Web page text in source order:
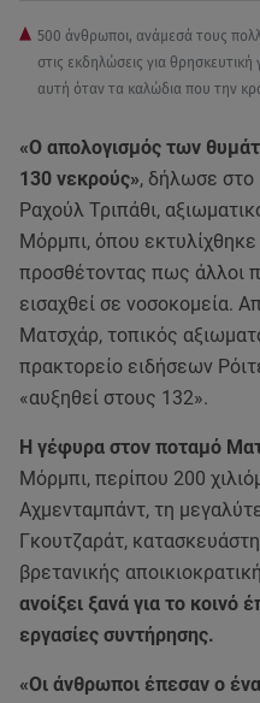
500 άνθρωποι, ανάμεσά τους
στις εκδηλώσεις για
αυτή όταν τα καλώδια που την
«Ο απολογισμός των
130 νεκρούς», δήλωσε στο
Ραχούλ Τριπάθι,
Μόρμπι, όπου
προσθέτοντας πως άλλοι
εισαχθεί σε νοσοκομεία.
Ματσχάρ, τοπικός
πρακτορείο ειδήσεων
«αυξηθεί στους 132».
Η γέφυρα στον ποταμό
Μόρμπι, περίπου 200
Αχμενταμπάντ, τη
Γκουτζαράτ,
βρετανικής
ανοίξει ξανά για το κοινό
εργασίες συντήρησης.
«Οι άνθρωποι έπεσαν ο